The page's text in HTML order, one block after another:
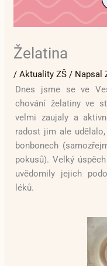
Želatina
/Aktuality ZŠ / Napsal
Dnes jsme se ve
chování želatiny ve
velmi zaujaly a
radost jim ale
bonbonech
pokusů). Velký
uvědomily jejich
léků.